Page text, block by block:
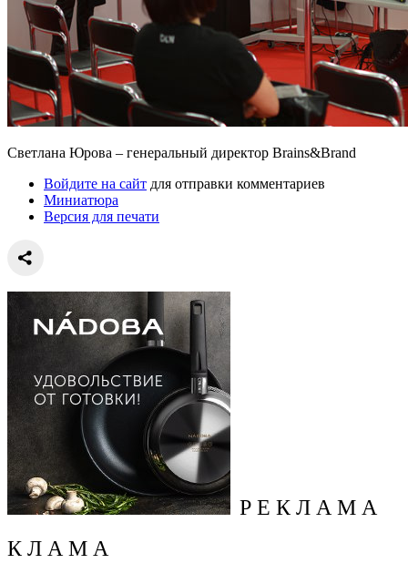
Светлана Юрова – генеральный директор Brains&Brand
Войдите на сайт для отправки комментариев
Миниатюра
Версия для печати
Р Е К Л А М А
К Л А М А